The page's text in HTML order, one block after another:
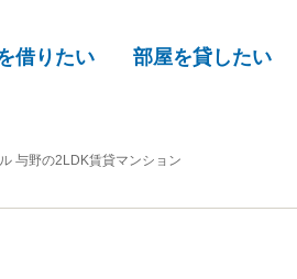
借りたい 部屋を貸したい
与野の2LDK賃貸マンション